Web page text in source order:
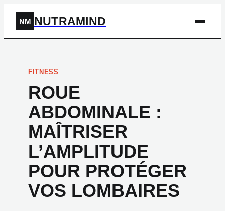
NM NUTRAMIND
FITNESS
ROUE
ABDOMINALE :
MAÎTRISER
L’AMPLITUDE
POUR PROTÉGER
VOS LOMBAIRES